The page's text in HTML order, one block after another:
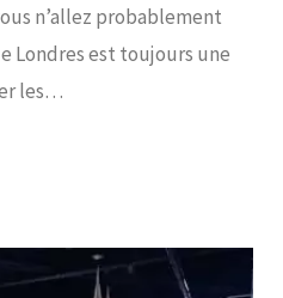
n’allez probablement
Londres est toujours une
les…